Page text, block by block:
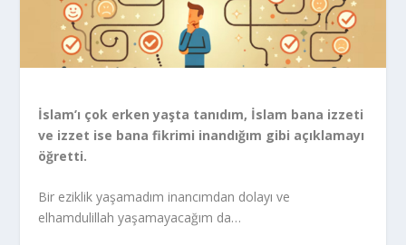
İslam’ı çok erken yaşta tanıdım, İslam bana izzeti
ve izzet ise bana fikrimi inandığım gibi açıklamayı
öğretti.
Bir eziklik yaşamadım inancımdan dolayı ve
elhamdulillah yaşamayacağım da…